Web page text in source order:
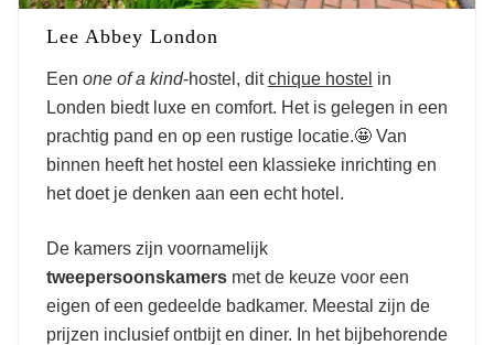
Lee Abbey London
Een one of a kind-hostel, ditchique hostel in
Londen biedt luxe en comfort. Het is gelegen in een
prachtig pand en op een rustige locatie.🤩 Van
binnen heeft het hostel een klassieke inrichting en
het doet je denken aan een echt hotel.
De kamers zijn voornamelijk
tweepersoonskamers met de keuze voor een
eigen of een gedeelde badkamer. Meestal zijn de
prijzen inclusief ontbijt en diner. In het bijbehorende